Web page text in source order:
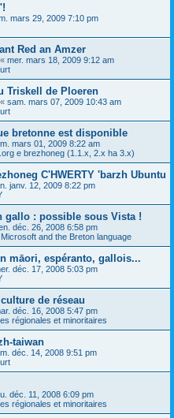
mars 29, 2009 7:10 pm
Red an Amzer
« mer. mars 18, 2009 9:12 am
Triskell de Ploeren
« sam. mars 07, 2009 10:43 am
bretonne est disponible
mars 01, 2009 8:22 am
e brezhoneg (1.1.x, 2.x ha 3.x)
C'HWERTY 'barzh Ubuntu
janv. 12, 2009 8:22 pm
gallo : possible sous Vista !
déc. 26, 2008 6:58 pm
and the Breton language
māori, espéranto, gallois...
déc. 17, 2008 5:03 pm
de réseau
déc. 16, 2008 5:47 pm
régionales et minoritaires
taiwan
déc. 14, 2008 9:51 pm
déc. 11, 2008 6:09 pm
régionales et minoritaires